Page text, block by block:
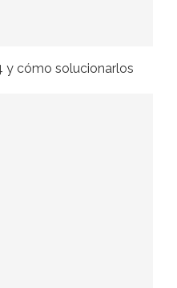
y cómo solucionarlos